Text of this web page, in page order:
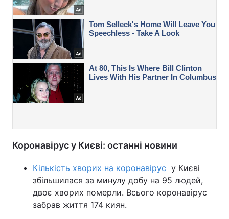
Коронавірус у Києві: останні новини
Кількість хворих на коронавірус у Києві
збільшилася за минулу добу на 95 людей,
двоє хворих померли. Всього коронавірус
забрав життя 174 киян.